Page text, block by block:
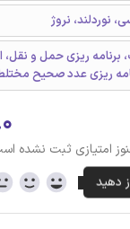
نوردلند، نروژ
ریزی حمل و نقل،
ریزی عدد صحیح
امتیازی ثبت نشده